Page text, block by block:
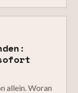
allein. Woran